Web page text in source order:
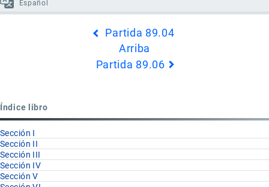
Español
89.05
Partida 89.04
Arriba
Partida 89.06
Índice libro
Sección I
Sección II
Sección III
Sección IV
Sección V